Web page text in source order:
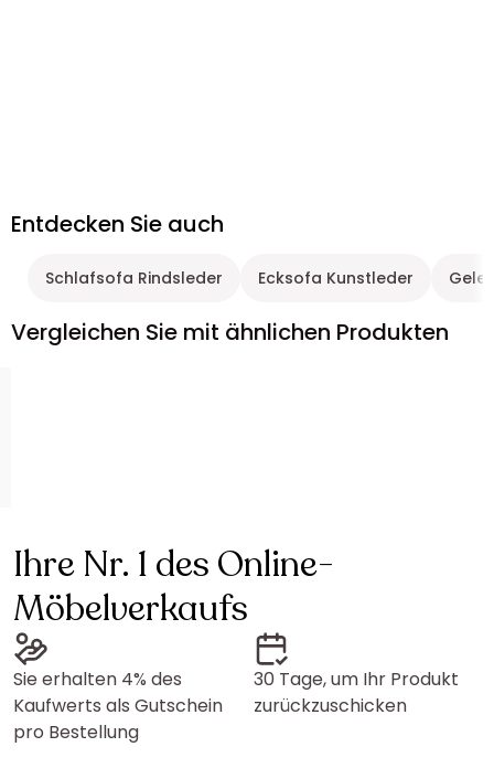
Entdecken Sie auch
Schlafsofa Rindsleder Ecksofa Kunstleder
Vergleichen Sie mit ähnlichen Produkten
Ihre Nr. 1 des Online-
Möbelverkaufs
Sie erhalten 4% des
Kaufwerts als Gutschein
pro Bestellung
30 Tage, um Ihr Produkt
zurückzuschicken